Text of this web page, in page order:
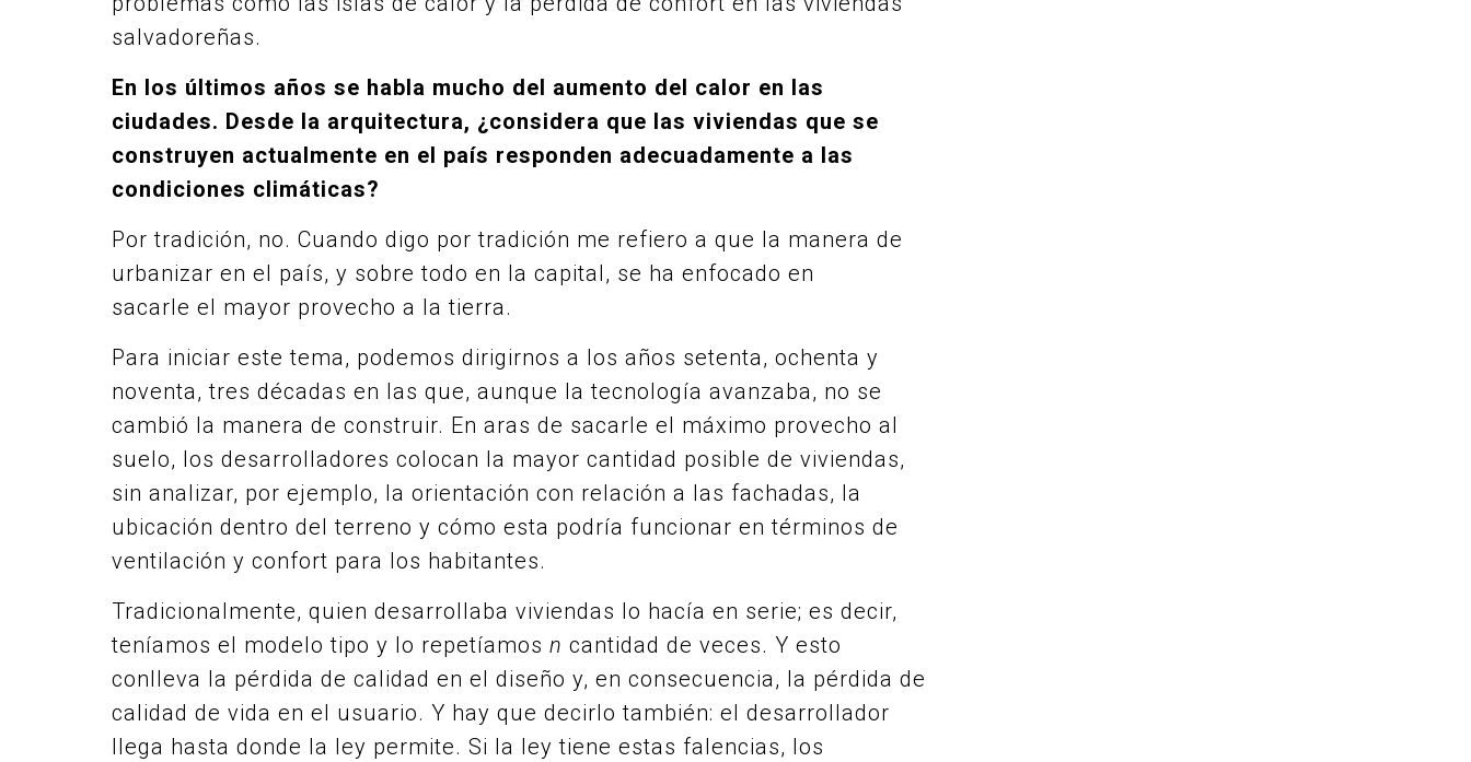
salvadoreñas.
En los últimos años se habla mucho del aumento del calor en las
ciudades. Desde la arquitectura, ¿considera que las viviendas que se
construyen actualmente en el país responden adecuadamente a las
condiciones climáticas?
Por tradición, no. Cuando digo por tradición me refiero a que la manera de
urbanizar en el país, y sobre todo en la capital, se ha enfocado en
sacarle el mayor provecho a la tierra.
Para iniciar este tema, podemos dirigirnos a los años setenta, ochenta y
noventa, tres décadas en las que, aunque la tecnología avanzaba, no se
cambió la manera de construir. En aras de sacarle el máximo provecho al
suelo, los desarrolladores colocan la mayor cantidad posible de viviendas,
sin analizar, por ejemplo, la orientación con relación a las fachadas, la
ubicación dentro del terreno y cómo esta podría funcionar en términos de
ventilación y confort para los habitantes.
Tradicionalmente, quien desarrollaba viviendas lo hacía en serie; es decir,
teníamos el modelo tipo y lo repetíamos n cantidad de veces. Y esto
conlleva la pérdida de calidad en el diseño y, en consecuencia, la pérdida de
calidad de vida en el usuario. Y hay que decirlo también: el desarrollador
llega hasta donde la ley permite. Si la ley tiene estas falencias, los